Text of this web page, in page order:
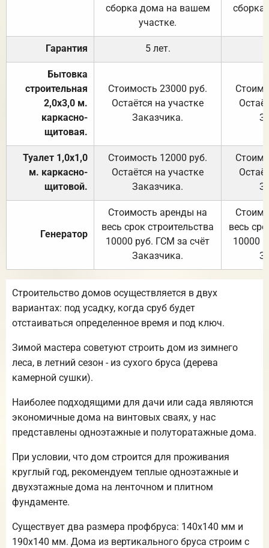
сборка дома на вашем
участке.
Гарантия 5 лет.
Бытовка
строительная
2,0х3,0 м.
каркасно-
щитовая.
Стоимость 23000 руб.
Остаётся на участке
Заказчика.
Туалет 1,0х1,0
м. каркасно-
щитовой.
Стоимость 12000 руб.
Остаётся на участке
Заказчика.
Генератор
Стоимость аренды на
весь срок строительства
10000 руб. ГСМ за счёт
Заказчика.
весь
10000
Строительство домов осуществляется в двух
вариантах: под усадку, когда сруб будет
отстаиваться определенное время и под ключ.
Зимой мастера советуют строить дом из зимнего
леса, в летний сезон - из сухого бруса (дерева
камерной сушки).
Наиболее подходящими для дачи или сада являются
экономичные дома на винтовых сваях, у нас
представлены одноэтажные и полуторатажные дома.
При условии, что дом строится для проживания
круглый год, рекомендуем теплые одноэтажные и
двухэтажные дома на ленточном и плитном
фундаменте.
Существует два размера профбруса: 140х140 мм и
190х140 мм. Дома из вертикального бруса строим с